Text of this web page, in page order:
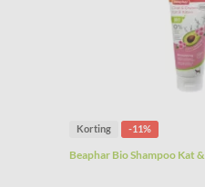
Korting -11%
Beaphar Bio Shampoo Kat